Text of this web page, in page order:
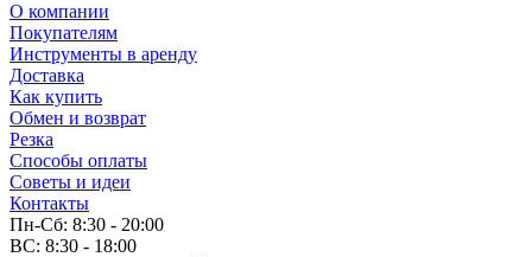
О компании
Покупателям
Инструменты в аренду
Доставка
Как купить
Обмен и возврат
Резка
Способы оплаты
Советы и идеи
Контакты
Пн-Сб: 8:30 - 20:00
ВС: 8:30 - 18:00